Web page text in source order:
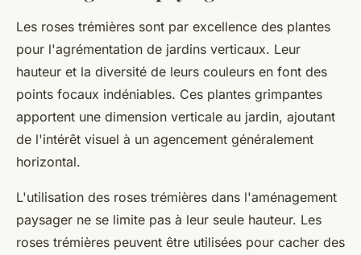
Les roses trémières sont par excellence des plantes
pour l'agrémentation de jardins verticaux. Leur
hauteur et la diversité de leurs couleurs en font des
points focaux indéniables. Ces plantes grimpantes
apportent une dimension verticale au jardin, ajoutant
de l'intérêt visuel à un agencement généralement
horizontal.
L'utilisation des roses trémières dans l'aménagement
paysager ne se limite pas à leur seule hauteur. Les
roses trémières peuvent être utilisées pour cacher des